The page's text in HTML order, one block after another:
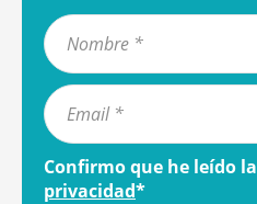
Confirmo que he leído la
privacidad*